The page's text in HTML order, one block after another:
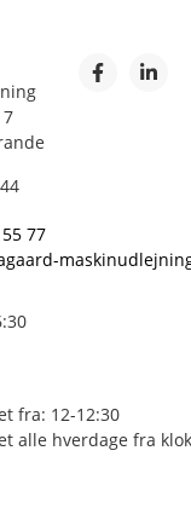
77
fra: 12-12:30
alle hverdage fra